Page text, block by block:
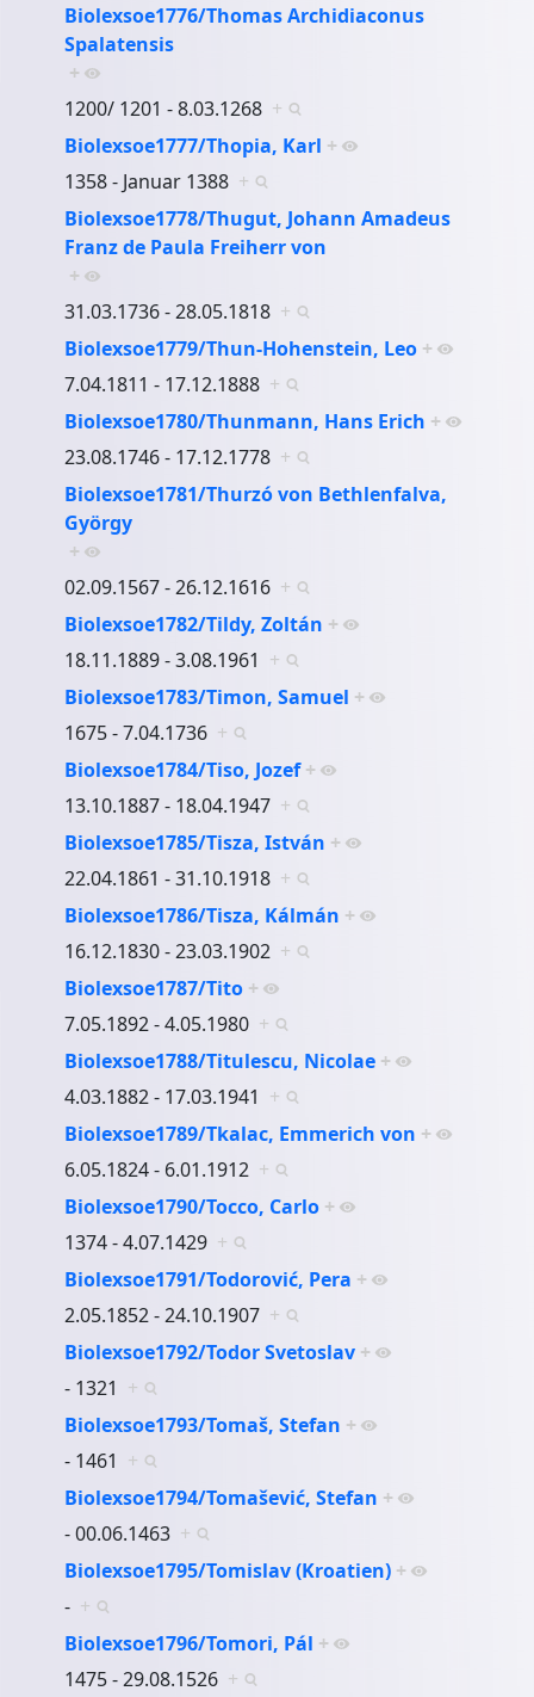
Biolexsoe1776/Thomas Archidiaconus
Spalatensis
+
1200/ 1201 - 8.03.1268 +
Biolexsoe1777/Thopia, Karl +
1358 - Januar 1388 +
Biolexsoe1778/Thugut, Johann Amadeus
Franz de Paula Freiherr von
+
31.03.1736 - 28.05.1818 +
Biolexsoe1779/Thun-Hohenstein, Leo +
7.04.1811 - 17.12.1888 +
Biolexsoe1780/Thunmann, Hans Erich +
23.08.1746 - 17.12.1778 +
Biolexsoe1781/Thurzó von Bethlenfalva,
György
+
02.09.1567 - 26.12.1616 +
Biolexsoe1782/Tildy, Zoltán +
18.11.1889 - 3.08.1961 +
Biolexsoe1783/Timon, Samuel +
1675 - 7.04.1736 +
Biolexsoe1784/Tiso, Jozef +
13.10.1887 - 18.04.1947 +
Biolexsoe1785/Tisza, István +
22.04.1861 - 31.10.1918 +
Biolexsoe1786/Tisza, Kálmán +
16.12.1830 - 23.03.1902 +
Biolexsoe1787/Tito +
7.05.1892 - 4.05.1980 +
Biolexsoe1788/Titulescu, Nicolae +
4.03.1882 - 17.03.1941 +
Biolexsoe1789/Tkalac, Emmerich von +
6.05.1824 - 6.01.1912 +
Biolexsoe1790/Tocco, Carlo +
1374 - 4.07.1429 +
Biolexsoe1791/Todorović, Pera +
2.05.1852 - 24.10.1907 +
Biolexsoe1792/Todor Svetoslav +
- 1321 +
Biolexsoe1793/Tomaš, Stefan +
- 1461 +
Biolexsoe1794/Tomašević, Stefan +
- 00.06.1463 +
Biolexsoe1795/Tomislav (Kroatien) +
- +
Biolexsoe1796/Tomori, Pál +
1475 - 29.08.1526 +